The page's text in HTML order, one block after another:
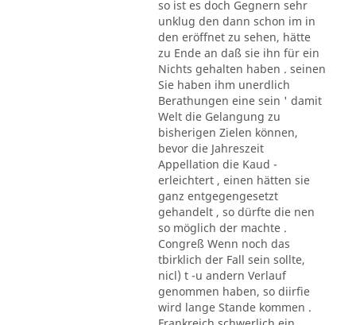
so ist es doch Gegnern sehr
unklug den dann schon im in
den eröffnet zu sehen, hätte
zu Ende an daß sie ihn für ein
Nichts gehalten haben . seinen
Sie haben ihm unerdlich
Berathungen eine sein ' damit
Welt die Gelangung zu
bisherigen Zielen können,
bevor die Jahreszeit
Appellation die Kaud -
erleichtert , einen hätten sie
ganz entgegengesetzt
gehandelt , so dürfte die nen
so möglich der machte .
Congreß Wenn noch das
tbirklich der Fall sein sollte,
nicl) t -u andern Verlauf
genommen haben, so diirfie
wird lange Stande kommen .